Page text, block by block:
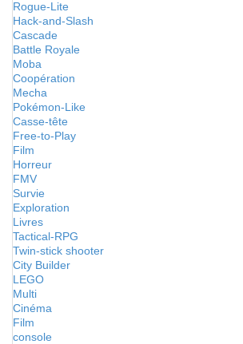
Rogue-Lite
Hack-and-Slash
Cascade
Battle Royale
Moba
Coopération
Mecha
Pokémon-Like
Casse-tête
Free-to-Play
Film
Horreur
FMV
Survie
Exploration
Livres
Tactical-RPG
Twin-stick shooter
City Builder
LEGO
Multi
Cinéma
Film
console